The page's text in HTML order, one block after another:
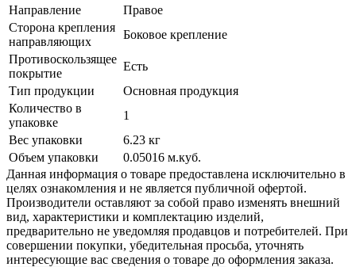
Направление
Правое
Сторона крепления
направляющих
Боковое крепление
Противоскользящее
покрытие
Есть
Тип продукции
Основная продукция
Количество в
упаковке
1
Вес упаковки
6.23 кг
Объем упаковки
0.05016 м.куб.
Данная информация о товаре предоставлена исключительно в
целях ознакомления и не является публичной офертой.
Производители оставляют за собой право изменять внешний
вид, характеристики и комплектацию изделий,
предварительно не уведомляя продавцов и потребителей. При
совершении покупки, убедительная просьба, уточнять
интересующие вас сведения о товаре до оформления заказа.